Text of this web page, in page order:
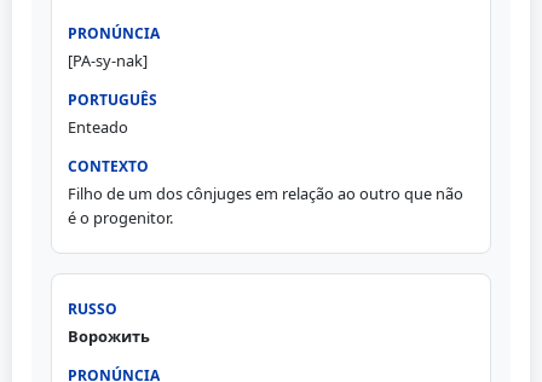
[PA-sy-nak]
Enteado
Filho de um dos cônjuges em relação ao outro que não
é o progenitor.
Ворожить